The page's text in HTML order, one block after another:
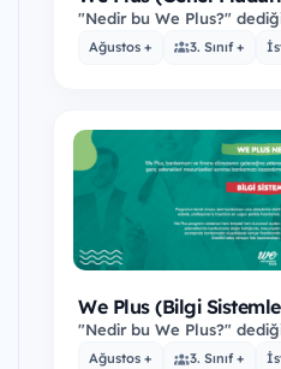
Alım Programı)
"Nedir bu We Plus?"
Plus, bankamızın ve
Ağustos + 3. Sınıf +
We Plus (Bilgi
Alım Programı)
"Nedir bu We Plus?"
Plus, bankamızın ve
Ağustos + 3. Sınıf +